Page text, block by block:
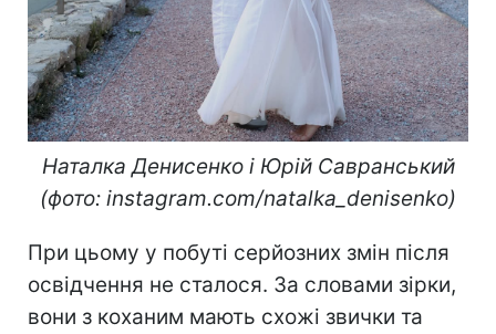
Наталка Денисенко і Юрій Савранський
(фото: instagram.com/natalka_denisenko)
При цьому у побуті серйозних змін після
освідчення не сталося. За словами зірки,
вони з коханим мають схожі звички та